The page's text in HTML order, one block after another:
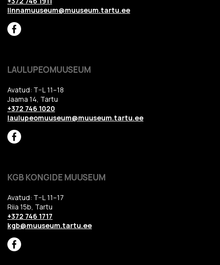
linnamuuseum@muuseum.tartu.ee
LAULUPEOMUUSEUM
Avatud: T–L 11–18
Jaama 14, Tartu
+372 746 1020
laulupeomuuseum@muuseum.tartu.ee
KGB KONGIDE MUUSEUM
Avatud: T–L 11–17
Riia 15b, Tartu
+372 746 1717
kgb@muuseum.tartu.ee